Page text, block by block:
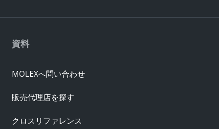
資料
MOLEXへ問い合わせ
販売代理店を探す
クロスリファレンス